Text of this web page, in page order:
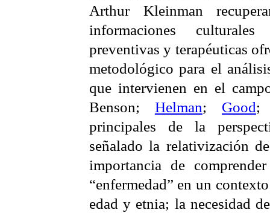
Arthur Kleinman
informaciones
preventivas y terapéuticas
metodológico para el
que intervienen en el
Benson; Helman; Good
principales de la
señalado la relativización
importancia de
“enfermedad” en un
edad y etnia; la necesidad